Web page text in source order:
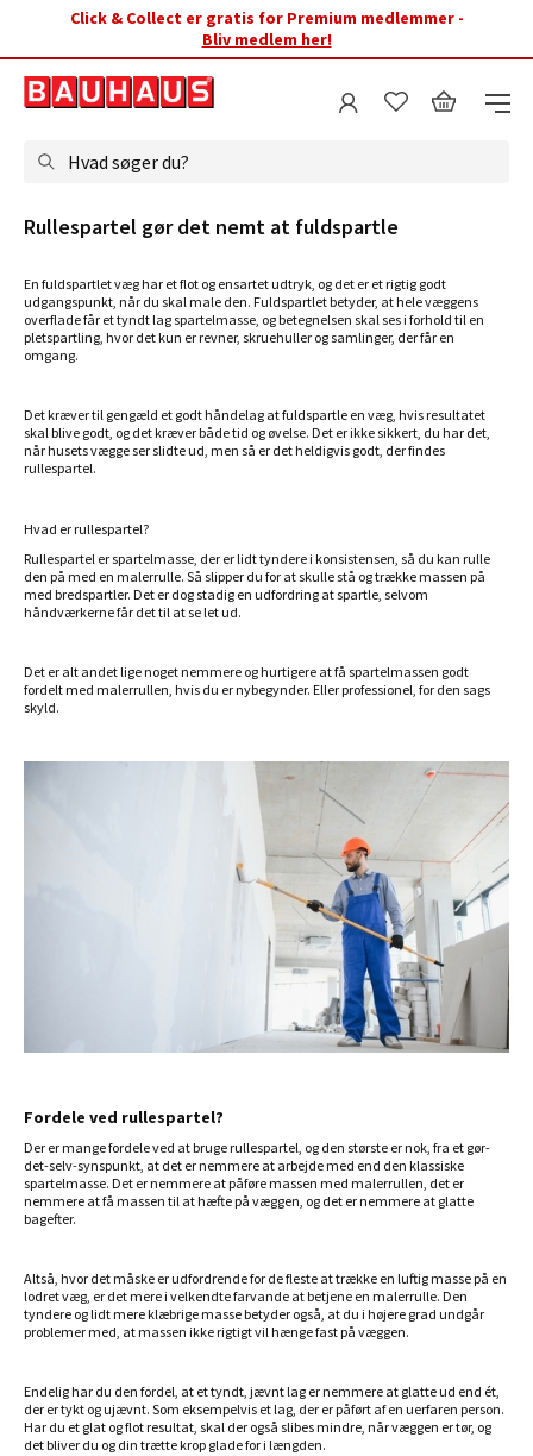
Click & Collect er gratis for Premium medlemmer -
Bliv medlem her!
Hvad søger du?
Rullespartel gør det nemt at fuldspartle
En fuldspartlet væg har et flot og ensartet udtryk, og det er et rigtig godt
udgangspunkt, når du skal male den. Fuldspartlet betyder, at hele væggens
overflade får et tyndt lag spartelmasse, og betegnelsen skal ses i forhold til en
pletspartling, hvor det kun er revner, skruehuller og samlinger, der får en
omgang.
Det kræver til gengæld et godt håndelag at fuldspartle en væg, hvis resultatet
skal blive godt, og det kræver både tid og øvelse. Det er ikke sikkert, du har det,
når husets vægge ser slidte ud, men så er det heldigvis godt, der findes
rullespartel.
Hvad er rullespartel?
Rullespartel er spartelmasse, der er lidt tyndere i konsistensen, så du kan rulle
den på med en malerrulle. Så slipper du for at skulle stå og trække massen på
med bredspartler. Det er dog stadig en udfordring at spartle, selvom
håndværkerne får det til at se let ud.
Det er alt andet lige noget nemmere og hurtigere at få spartelmassen godt
fordelt med malerrullen, hvis du er nybegynder. Eller professionel, for den sags
skyld.
Fordele ved rullespartel?
Der er mange fordele ved at bruge rullespartel, og den største er nok, fra et gør-
det-selv-synspunkt, at det er nemmere at arbejde med end den klassiske
spartelmasse. Det er nemmere at påføre massen med malerrullen, det er
nemmere at få massen til at hæfte på væggen, og det er nemmere at glatte
bagefter.
Altså, hvor det måske er udfordrende for de fleste at trække en luftig masse på en
lodret væg, er det mere i velkendte farvande at betjene en malerrulle. Den
tyndere og lidt mere klæbrige masse betyder også, at du i højere grad undgår
problemer med, at massen ikke rigtigt vil hænge fast på væggen.
Endelig har du den fordel, at et tyndt, jævnt lag er nemmere at glatte ud end ét,
der er tykt og ujævnt. Som eksempelvis et lag, der er påført af en uerfaren person.
Har du et glat og flot resultat, skal der også slibes mindre, når væggen er tør, og
det bliver du og din trætte krop glade for i længden.